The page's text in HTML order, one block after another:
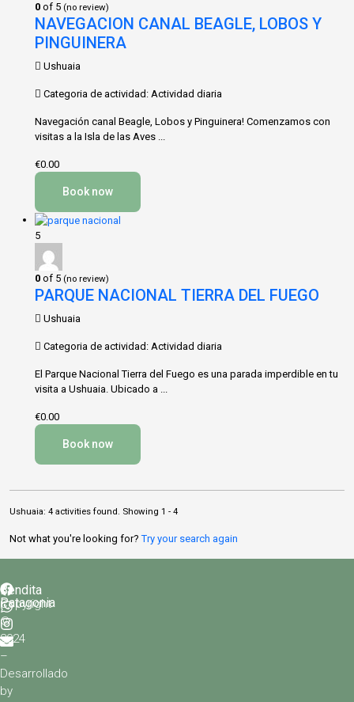
0 of 5 (no review)
NAVEGACION CANAL BEAGLE, LOBOS Y
PINGUINERA
Ushuaia
Categoria de actividad: Actividad diaria
Navegación canal Beagle, Lobos y Pinguinera! Comenzamos con
visitas a la Isla de las Aves ...
€0.00
Book now
5
0 of 5 (no review)
PARQUE NACIONAL TIERRA DEL FUEGO
Ushuaia
Categoria de actividad: Actividad diaria
El Parque Nacional Tierra del Fuego es una parada imperdible en tu
visita a Ushuaia. Ubicado a ...
€0.00
Book now
Ushuaia: 4 activities found. Showing 1 - 4
Not what you're looking for?Try your search again
Copyright
©
2024
–
Desarrollado
by
Bendita
Patagonia